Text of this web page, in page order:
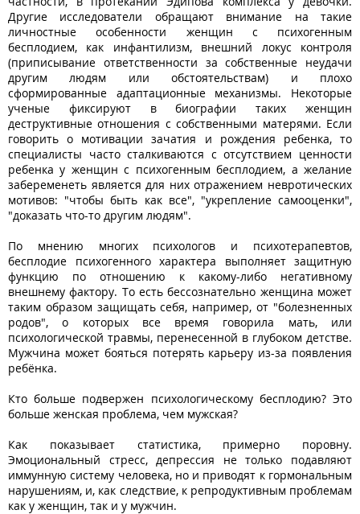
Другие исследователи обращают внимание на такие
личностные особенности женщин с психогенным
бесплодием, как инфантилизм, внешний локус контроля
(приписывание ответственности за собственные неудачи
другим людям или обстоятельствам) и плохо
сформированные адаптационные механизмы. Некоторые
ученые фиксируют в биографии таких женщин
деструктивные отношения с собственными матерями. Если
говорить о мотивации зачатия и рождения ребенка, то
специалисты часто сталкиваются с отсутствием ценности
ребенка у женщин с психогенным бесплодием, а желание
забеременеть является для них отражением невротических
мотивов: "чтобы быть как все", "укрепление самооценки",
"доказать что-то другим людям".
По мнению многих психологов и психотерапевтов,
бесплодие психогенного характера выполняет защитную
функцию по отношению к какому-либо негативному
внешнему фактору. То есть бессознательно женщина может
таким образом защищать себя, например, от "болезненных
родов", о которых все время говорила мать, или
психологической травмы, перенесенной в глубоком детстве.
Мужчина может бояться потерять карьеру из-за появления
ребёнка.
Кто больше подвержен психологическому бесплодию? Это
больше женская проблема, чем мужская?
Как показывает статистика, примерно поровну.
Эмоциональный стресс, депрессия не только подавляют
иммунную систему человека, но и приводят к гормональным
нарушениям, и, как следствие, к репродуктивным проблемам
как у женщин, так и у мужчин.